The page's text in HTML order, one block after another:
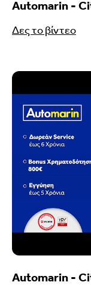
Automarin -
Δες το βίντεο
Automarin -